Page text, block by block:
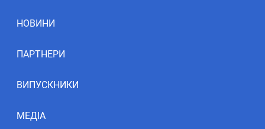
НОВИНИ
ПАРТНЕРИ
ВИПУСКНИКИ
МЕДІА